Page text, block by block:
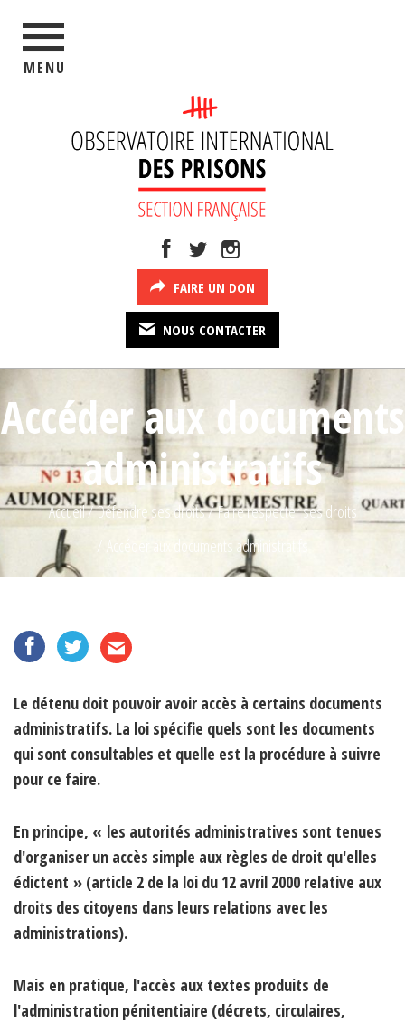
MENU
FAIRE UN DON
NOUS CONTACTER
Accéder aux documents
administratifs
Accueil Défendre ses droits Faire respecter ses droits
Accéder aux documents administratifs
Le détenu doit pouvoir avoir accès à certains documents
administratifs. La loi spécifie quels sont les documents
qui sont consultables et quelle est la procédure à suivre
pour ce faire.
En principe, « les autorités administratives sont tenues
d'organiser un accès simple aux règles de droit qu'elles
édictent » (article 2 de la loi du 12 avril 2000 relative aux
droits des citoyens dans leurs relations avec les
administrations).
Mais en pratique, l'accès aux textes produits de
l'administration pénitentiaire (décrets, circulaires,